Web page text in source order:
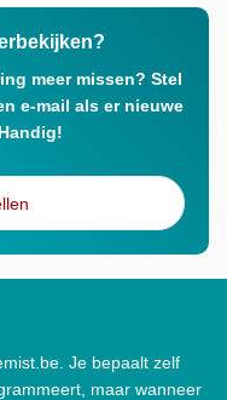
meer missen? Stel
e-mail als er nieuwe
Je bepaalt zelf
maar wanneer